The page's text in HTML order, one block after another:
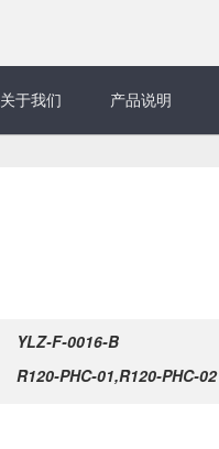
关于我们 产品说明
YLZ-F-0016-B
R120-PHC-01,R120-PHC-02